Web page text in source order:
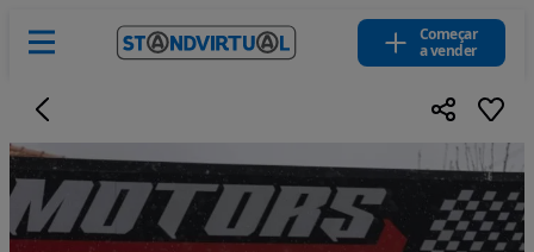
Começar
a vender